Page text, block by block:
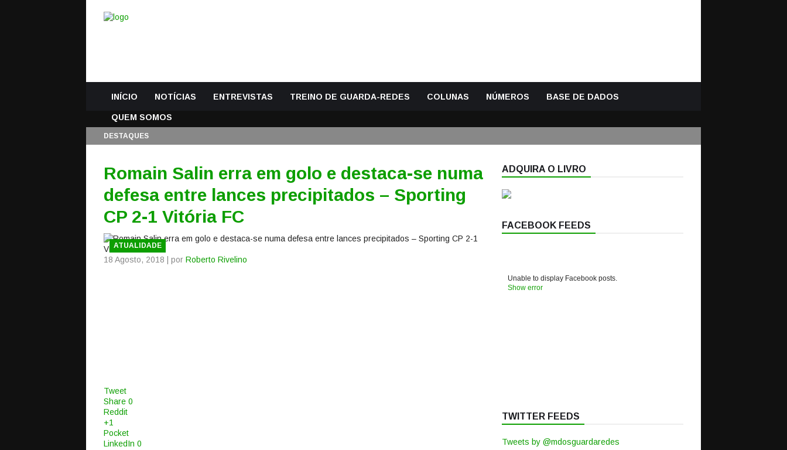
INÍCIO NOTÍCIAS ENTREVISTAS TREINO DE GUARDA-REDES COLUNAS NÚMEROS BASE DE DADOS
QUEM SOMOS
DESTAQUES
Romain Salin erra em golo e destaca-se numa
defesa entre lances precipitados – Sporting
CP 2-1 Vitória FC
18 Agosto, 2018 | por Roberto Rivelino
ATUALIDADE
Tweet
Share 0
Reddit
+1
Pocket
LinkedIn 0
ADQUIRA O LIVRO
FACEBOOK FEEDS
Unable to display Facebook posts.
Show error
TWITTER FEEDS
Tweets by @mdosguardaredes